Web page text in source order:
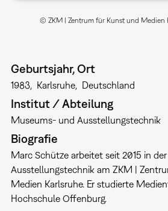
© ZKM | Zentrum für Kunst und Medien
Geburtsjahr, Ort
1983 Karlsruhe Deutschland
Institut / Abteilung
Museums- und Ausstellungstechnik
Biografie
Marc Schütze arbeitet seit 2015 in
Ausstellungstechnik am ZKM |
Medien Karlsruhe. Er studierte
Hochschule Offenburg.